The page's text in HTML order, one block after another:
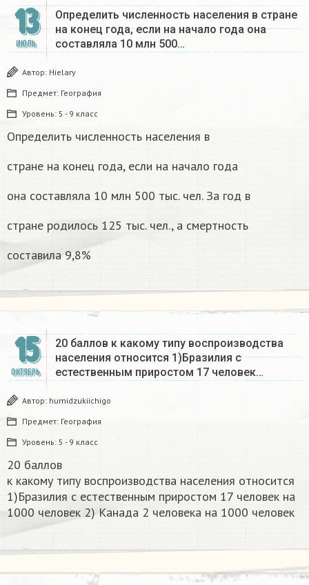
13
ИЮЛЬ
Определить численность населения в стране
на конец года, если на начало года она
составляла 10 млн 500…
Автор: Hielary
Предмет: География
Уровень: 5 - 9 класс
Определить численность населения в
стране на конец года, если на начало года
она составляла 10 млн 500 тыс. чел. За год в
стране родилось 125 тыс. чел., а смертность
составила 9,8%
15
ОКТЯБРЬ
20 баллов к какому типу воспроизводства
населения относится 1)Бразилия с
естественным приростом 17 человек…
Автор: humidzukiichigo
Предмет: География
Уровень: 5 - 9 класс
20 баллов
к какому типу воспроизводства населения относится
1)Бразилия с естественным приростом 17 человек на
1000 человек 2) Канада 2 человека на 1000 человек ​